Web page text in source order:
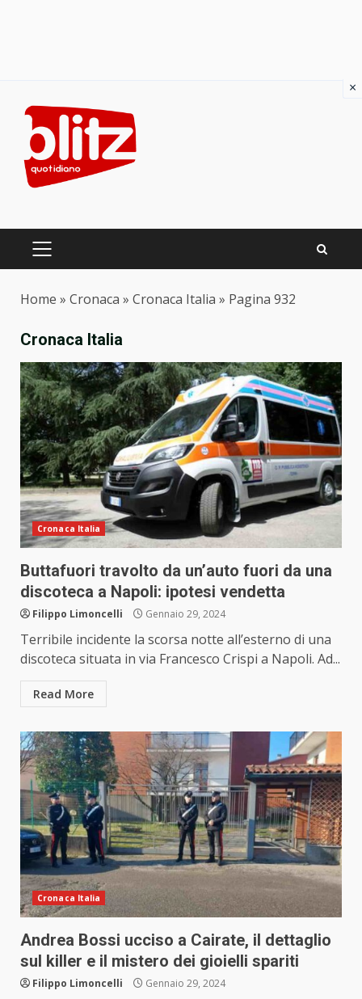
content
PRIMARY
Home » Cronaca » Cronaca Italia » Pagina 932
Cronaca Italia
Cronaca Italia
Buttafuori travolto da un’auto fuori da una
discoteca a Napoli: ipotesi vendetta
Filippo Limoncelli Gennaio 29, 2024
Terribile incidente la scorsa notte all’esterno di una
discoteca situata in via Francesco Crispi a Napoli. Ad...
Read More
Cronaca Italia
Andrea Bossi ucciso a Cairate, il dettaglio
sul killer e il mistero dei gioielli spariti
Filippo Limoncelli Gennaio 29, 2024
×